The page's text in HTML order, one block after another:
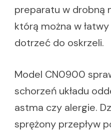
preparatu w drobną
którą można w
dotrzeć do oskrzeli.
Model CN0900
schorzeń układu
astma czy alergie.
sprężony przepływ